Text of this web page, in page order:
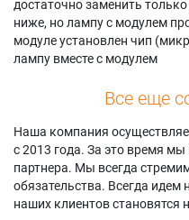
PACK)
Panasonic PT-
DW830LW (TWIN
PACK)
DW830LWU
Panasonic PT-
DW830U
Panasonic PT-
DW830UK
DX100U
достаточно заменить
ниже, но лампу с модулем
модуле установлен чип
лампу вместе с модулем
Все еще
Наша компания
с 2013 года. За это время
партнера. Мы всегда
обязательства. Всегда идем
наших клиентов